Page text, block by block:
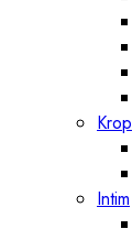
Krop
Intim